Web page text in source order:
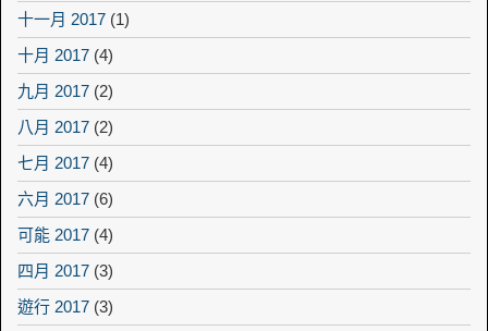
十一月 2017 (1)
十月 2017 (4)
九月 2017 (2)
八月 2017 (2)
七月 2017 (4)
六月 2017 (6)
可能 2017 (4)
四月 2017 (3)
遊行 2017 (3)